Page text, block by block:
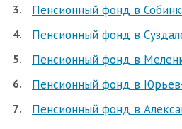
Пенсионный фонд в
Пенсионный фонд в
Пенсионный фонд в
Пенсионный фонд в
Пенсионный фонд в